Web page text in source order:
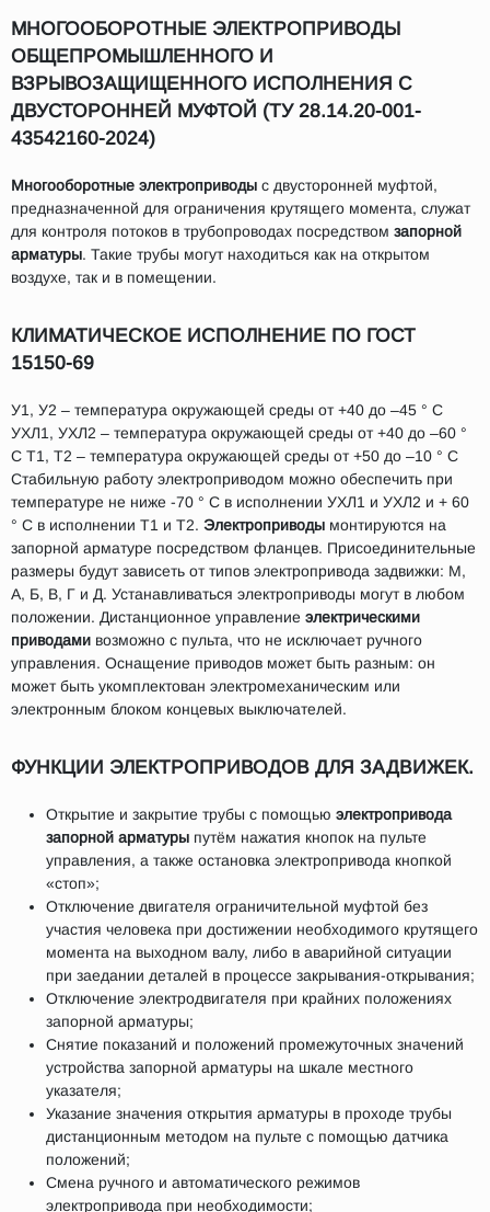
МНОГООБОРОТНЫЕ ЭЛЕКТРОПРИВОДЫ
ОБЩЕПРОМЫШЛЕННОГО И
ВЗРЫВОЗАЩИЩЕННОГО ИСПОЛНЕНИЯ С
ДВУСТОРОННЕЙ МУФТОЙ (ТУ 28.14.20-001-
43542160-2024)
Многооборотные электроприводы с двусторонней муфтой,
предназначенной для ограничения крутящего момента, служат
для контроля потоков в трубопроводах посредством запорной
арматуры. Такие трубы могут находиться как на открытом
воздухе, так и в помещении.
КЛИМАТИЧЕСКОЕ ИСПОЛНЕНИЕ ПО ГОСТ
15150-69
У1, У2 – температура окружающей среды от +40 до –45 ° С
УХЛ1, УХЛ2 – температура окружающей среды от +40 до –60 °
С Т1, Т2 – температура окружающей среды от +50 до –10 ° С
Стабильную работу электроприводом можно обеспечить при
температуре не ниже -70 ° С в исполнении УХЛ1 и УХЛ2 и + 60
° С в исполнении Т1 и Т2. Электроприводы монтируются на
запорной арматуре посредством фланцев. Присоединительные
размеры будут зависеть от типов электропривода задвижки: М,
А, Б, В, Г и Д. Устанавливаться электроприводы могут в любом
положении. Дистанционное управление электрическими
приводами возможно с пульта, что не исключает ручного
управления. Оснащение приводов может быть разным: он
может быть укомплектован электромеханическим или
электронным блоком концевых выключателей.
ФУНКЦИИ ЭЛЕКТРОПРИВОДОВ ДЛЯ ЗАДВИЖЕК.
Открытие и закрытие трубы с помощью электропривода
запорной арматуры путём нажатия кнопок на пульте
управления, а также остановка электропривода кнопкой
«стоп»;
Отключение двигателя ограничительной муфтой без
участия человека при достижении необходимого крутящего
момента на выходном валу, либо в аварийной ситуации
при заедании деталей в процессе закрывания-открывания;
Отключение электродвигателя при крайних положениях
запорной арматуры;
Снятие показаний и положений промежуточных значений
устройства запорной арматуры на шкале местного
указателя;
Указание значения открытия арматуры в проходе трубы
дистанционным методом на пульте с помощью датчика
положений;
Смена ручного и автоматического режимов
электропривода при необходимости;